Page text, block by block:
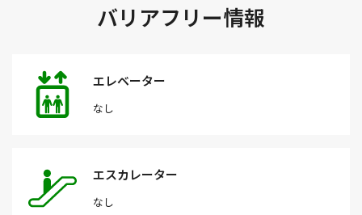
バリアフリー情報
エレベーター
なし
エスカレーター
なし